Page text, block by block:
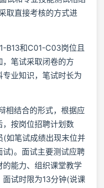
取直接考核的方式进
B13和C01-C03岗位且
笔试采取闭卷的方
业知识，笔试时长为
相结合的形式，根据应
按岗位招聘计划数
如笔试成绩出现末位并
)。面试主要测试应聘
能力、组织课堂教学
试时限为13分钟(说课